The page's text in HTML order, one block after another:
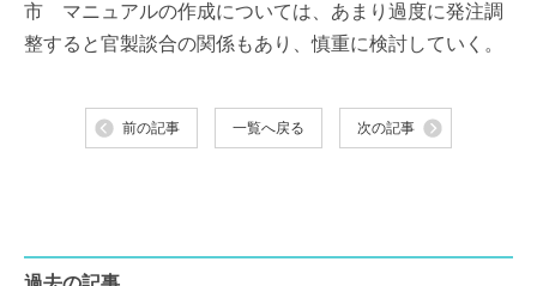
市 マニュアルの作成については、あまり過度に発注調
整すると官製談合の関係もあり、慎重に検討していく。
前の記事 一覧へ戻る 次の記事